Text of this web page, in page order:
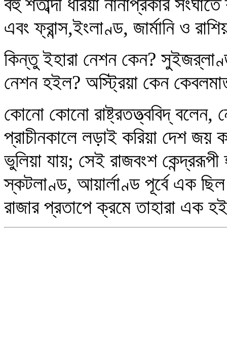
এবং ফ্রান্স,ইংলাণ্ড, জার্মানি ও
কিন্তু ইহারা নেশন কেন?
নেশন হইল? অস্ট্রিয়া কেন
কোনো কোনো রাষ্ট্রতত্ত্ববিদ্‌ বলেন,
প্রাচীনকালে লড়াই করিয়া দেশ
ভুলিয়া যায়; সেই রাজবংশ
স্কটলাণ্ড, আয়ার্লাণ্ড পূর্বে এক
রাজার প্রতাপে ক্রমে তাহারা এক